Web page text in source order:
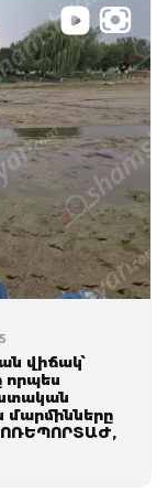
վիճակ՝